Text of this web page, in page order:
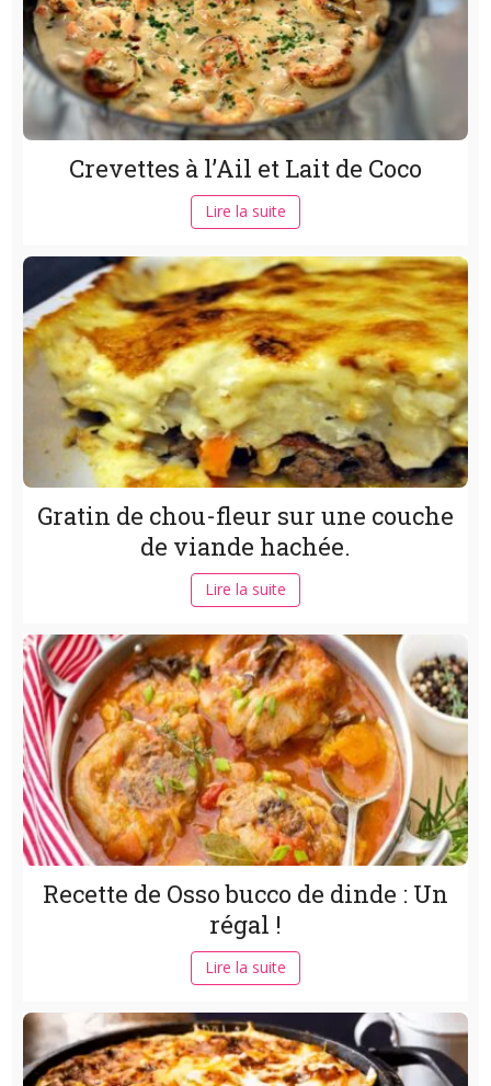
Crevettes à l’Ail et Lait de Coco
Lire la suite
Gratin de chou-fleur sur une couche
de viande hachée.
Lire la suite
Recette de Osso bucco de dinde : Un
régal !
Lire la suite